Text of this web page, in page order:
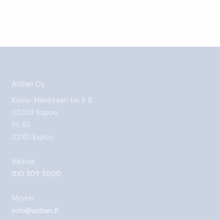
Aidian Oy
Koivu-Mankkaan tie 6 B
02200 Espoo
PL 83
02101 Espoo
Vaihde
010 309 3000
Myynti
info@aidian.fi